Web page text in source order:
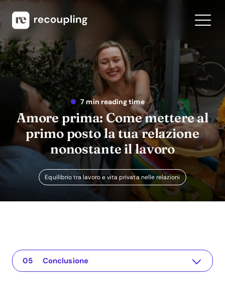
7 min reading time
Amore prima: Come mettere al
primo posto la tua relazione
nonostante il lavoro
Equilibrio tra lavoro e vita privata nelle relazioni
Amore Prima: Come Dare Priorità alla Tua Relazione di Fronte alle Esigenze Lavorative
L'app per la tua relazione
Comprendere il Problema
Soluzioni Pratiche per Dare Priorità alla Relazione
Conclusione